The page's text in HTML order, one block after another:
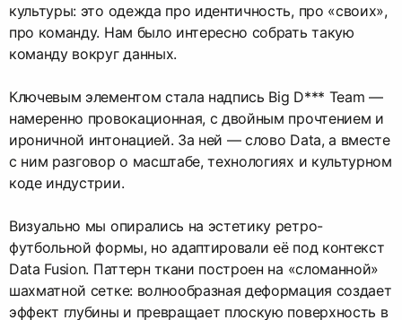
культуры: это одежда про идентичность, про «своих»,
про команду. Нам было интересно собрать такую
команду вокруг данных.
Ключевым элементом стала надпись Big D*** Team —
намеренно провокационная, с двойным прочтением и
ироничной интонацией. За ней — слово Data, а вместе
с ним разговор о масштабе, технологиях и культурном
коде индустрии.
Визуально мы опирались на эстетику ретро-
футбольной формы, но адаптировали её под контекст
Data Fusion. Паттерн ткани построен на «сломанной»
шахматной сетке: волнообразная деформация создает
эффект глубины и превращает плоскую поверхность в